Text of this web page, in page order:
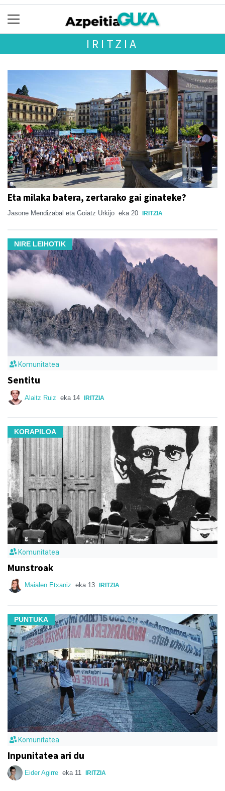
IRITZIA
Eta milaka batera, zertarako gai ginateke?
Jasone Mendizabal eta Goiatz Urkijo eka 20 IRITZIA
NIRE LEIHOTIK
Komunitatea
Sentitu
Alaitz Ruiz eka 14 IRITZIA
KORAPILOA
Komunitatea
Munstroak
Maialen Etxaniz eka 13 IRITZIA
PUNTUKA
Komunitatea
Inpunitatea ari du
Eider Agirre eka 11 IRITZIA